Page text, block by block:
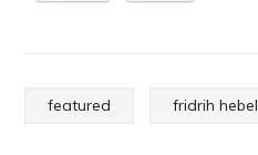
featured fridrih hebel